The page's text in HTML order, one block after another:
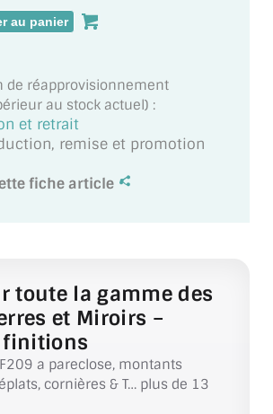
(SÉCURIT)
EN VERRE
EN VERRE
de réapprovisionnement
au stock actuel) :
et retrait
remise et promotion
fiche article
toute la gamme des
et Miroirs –
finitions
a pareclose, montants
cornières & T… plus de 13